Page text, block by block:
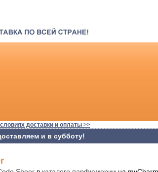
доставки и оплаты >>
и в субботу!